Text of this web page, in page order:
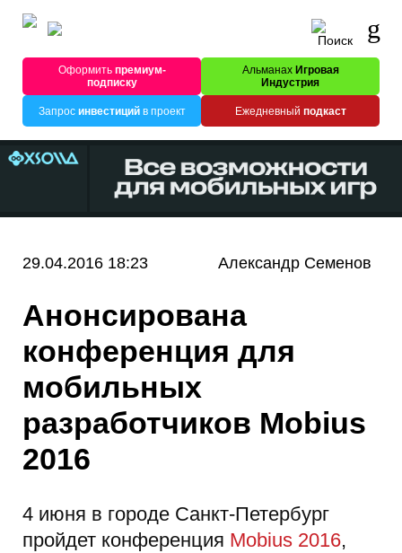
Оформитьпремиум-
подписку
Альманах Игровая
Индустрия
Запрос инвестицийв проект Ежедневный подкаст
29.04.2016 18:23 Александр Семенов
Анонсирована
конференция для
мобильных
разработчиков Mobius
2016
4 июня в городе Санкт-Петербург
пройдет конференция Mobius 2016,